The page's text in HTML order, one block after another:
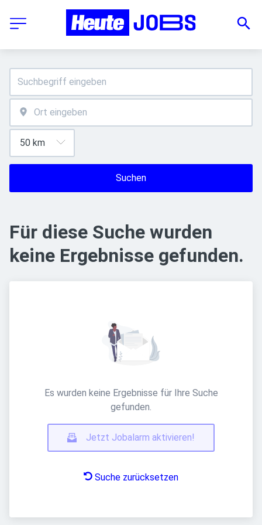
Suchen
Für diese Suche wurden
keine Ergebnisse gefunden.
Es wurden keine Ergebnisse für Ihre Suche
gefunden.
Jetzt Jobalarm aktivieren!
Suche zurücksetzen